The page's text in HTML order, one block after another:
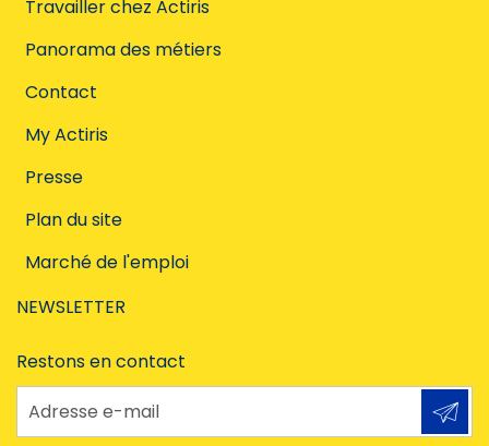
Travailler chez Actiris
Panorama des métiers
Contact
My Actiris
Presse
Plan du site
Marché de l'emploi
NEWSLETTER
Restons en contact
Adresse e-mail